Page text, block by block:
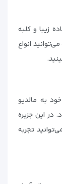
زیبا و کلبه
انواع
به مالدیو
در این جزیره
تجربه